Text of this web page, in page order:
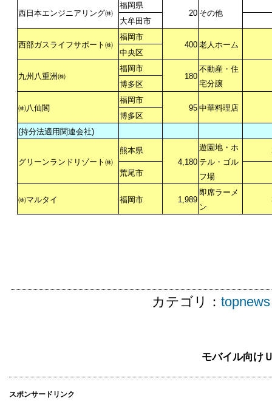
西日本エンジニアリング㈱
福岡県
20 その他
大牟田市
西部ガスライフサポート㈱
福岡市
400 老人ホーム
中央区
九州八重洲㈱
福岡市
180
不動産・住
宅分譲
博多区
㈱八仙閣
福岡市
95 中華料理店
博多区
(持分法適用関連会社)
グリーンランドリゾート㈱
熊本県
4,180
遊園地・ホ
テル・ゴル
フ場
荒尾市
㈱マルタイ 福岡市 1,989
即席ラーメ
ン
カテゴリ： topnews
モバイル向け
スポンサードリンク